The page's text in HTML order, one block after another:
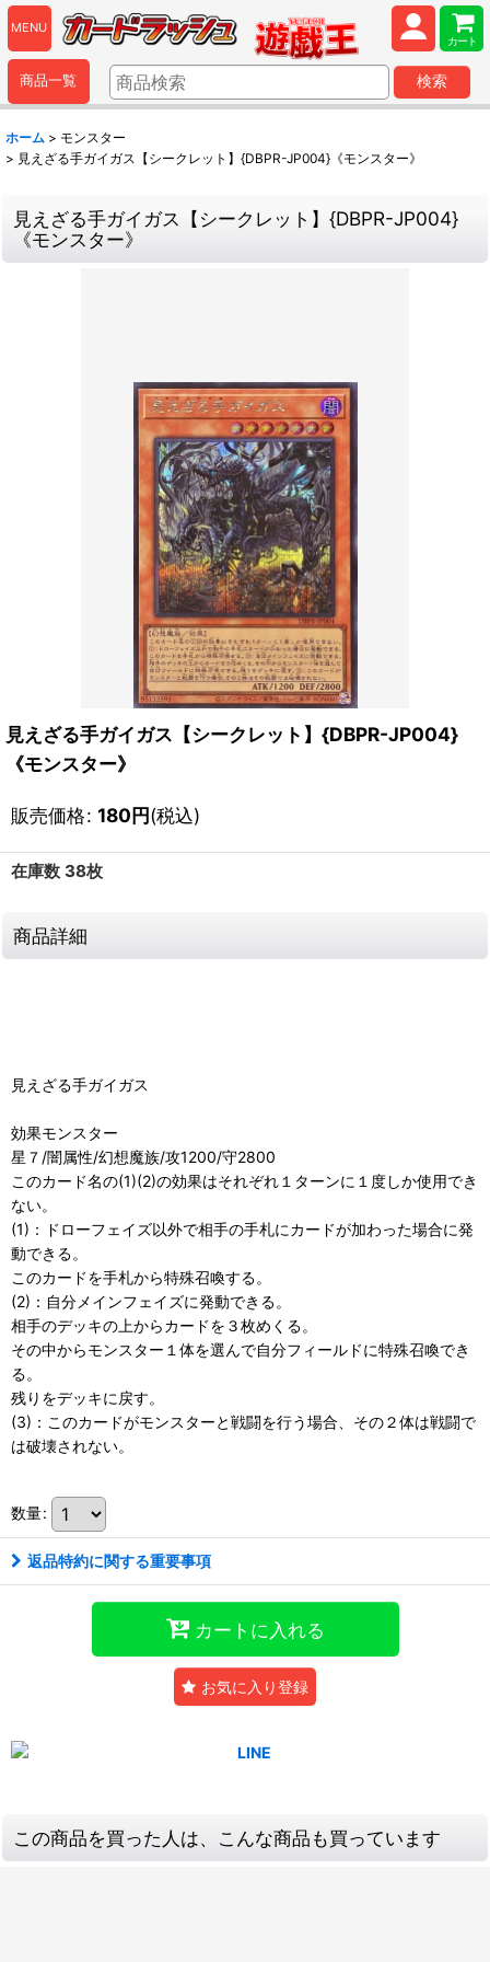
MENU
カート
商品一覧 検索
ホーム > モンスター
> 見えざる手ガイガス【シークレット】{DBPR-JP004}《モンスター》
見えざる手ガイガス【シークレット】{DBPR-JP004}
《モンスター》
見えざる手ガイガス【シークレット】{DBPR-JP004}
《モンスター》
販売価格: 180円(税込)
在庫数 38枚
商品詳細
見えざる手ガイガス
効果モンスター
星７/闇属性/幻想魔族/攻1200/守2800
このカード名の(1)(2)の効果はそれぞれ１ターンに１度しか使用でき
ない。
(1)：ドローフェイズ以外で相手の手札にカードが加わった場合に発
動できる。
このカードを手札から特殊召喚する。
(2)：自分メインフェイズに発動できる。
相手のデッキの上からカードを３枚めくる。
その中からモンスター１体を選んで自分フィールドに特殊召喚でき
る。
残りをデッキに戻す。
(3)：このカードがモンスターと戦闘を行う場合、その２体は戦闘で
は破壊されない。
数量:
返品特約に関する重要事項
カートに入れる
お気に入り登録
この商品を買った人は、こんな商品も買っています